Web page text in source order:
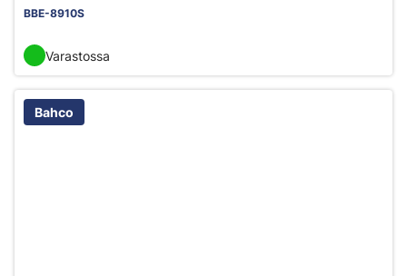
BBE-8910S
Varastossa
Bahco